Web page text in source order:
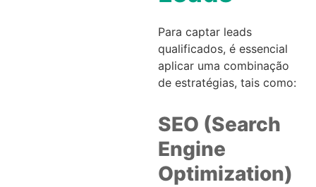
Para captar leads
qualificados, é essencial
aplicar uma combinação
de estratégias, tais como:
SEO (Search
Engine
Optimization)